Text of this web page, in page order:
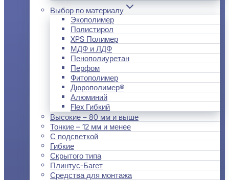
Выбор по материалу
Экополимер
Полистирол
XPS Полимер
МДФ и ЛДФ
Пенополиуретан
Перфом
Фитополимер
Дюрополимер®
Алюминий
Flex Гибкий
Высокие – 80 мм и выше
Тонкие – 12 мм и менее
С подсветкой
Гибкие
Скрытого типа
Плинтус-Багет
Средства для монтажа